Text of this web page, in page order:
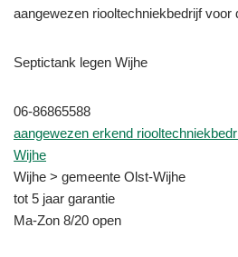
aangewezen riooltechniekbedrijf voor
Septictank legen Wijhe
06-86865588
aangewezen erkend
Wijhe
Wijhe > gemeente Olst-Wijhe
tot 5 jaar garantie
Ma-Zon 8/20 open